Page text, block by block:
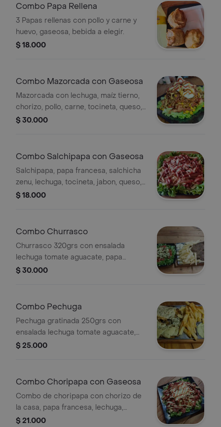
Combo Papa Rellena
3 Papas rellenas con pollo y carne y
huevo, gaseosa, bebida a elegir.
$ 18.000
Combo Mazorcada con Gaseosa
Mazorcada con lechuga, maíz tierno,
chorizo, pollo, carne, tocineta, queso,
huevo de codorniz y bebida a elegir.
$ 30.000
Combo Salchipapa con Gaseosa
Salchipapa, papa francesa, salchicha
zenu, lechuga, tocineta, jabon, queso,
huevo de codorniz, salsas, bebida a
$ 18.000
Combo Churrasco
Churrasco 320grs con ensalada
lechuga tomate aguacate, papa
gracesa, bebida a elegir.
$ 30.000
Combo Pechuga
Pechuga gratinada 250grs con
ensalada lechuga tomate aguacate,
papa fracesa, bebida a elegir.
$ 25.000
Combo Choripapa con Gaseosa
Combo de choripapa con chorizo de
la casa, papa francesa, lechuga,
tocineta, huevo de codorniz, queso y
$ 21.000